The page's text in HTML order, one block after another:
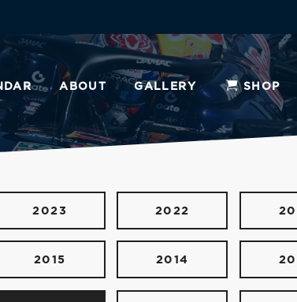
ABOUT GALLERY SHOP
2023 2022
2015 2014